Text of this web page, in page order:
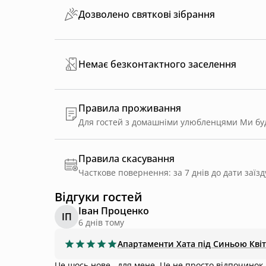
Дозволено святкові зібрання
Немає безконтактного заселення
Правила проживання
Правила скасування
Часткове повернення: за 7 днів до дати
Відгуки гостей
ІП Іван Проценко
6 днів тому
Апартаменти Хата під Синьою